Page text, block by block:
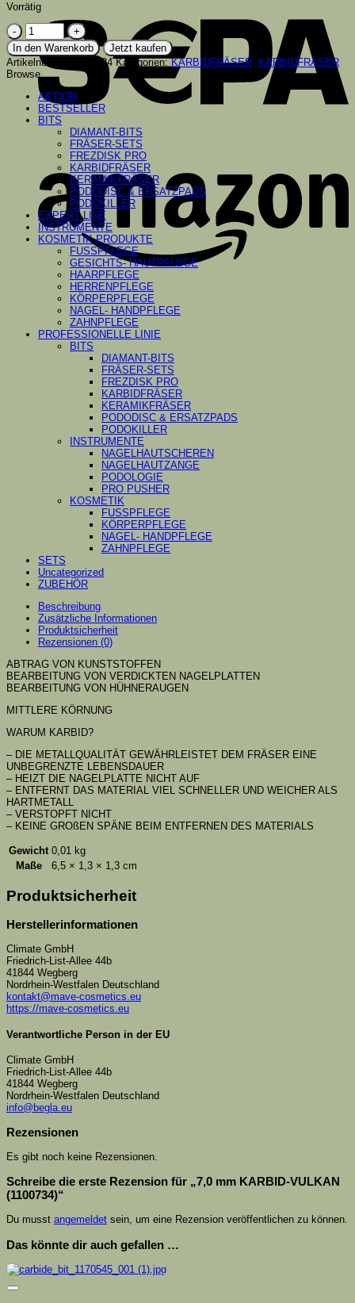
Vorrätig
7,0
mm
KARBID-
VULKAN
(1100734)
Menge
In den Warenkorb
Jetzt kaufen
Artikelnummer:
500734 Kategorien:KARBIDFRÄSER
KARBIDFRÄSER
Browse
AKTION
BESTSELLER
BITS
DIAMANT-BITS
FRÄSER-SETS
FREZDISK PRO
KARBIDFRÄSER
KERAMIKFRÄSER
PODODISC & ERSATZPADS
PODOKILLER
EXPERT LINE
INSTRUMENTE
KOSMETIK PRODUKTE
FUSSPFLEGE
GESICHTS- HAUTPFLEGE
HAARPFLEGE
HERRENPFLEGE
KÖRPERPFLEGE
NAGEL- HANDPFLEGE
ZAHNPFLEGE
PROFESSIONELLE LINIE
BITS
DIAMANT-BITS
FRÄSER-SETS
FREZDISK PRO
KARBIDFRÄSER
KERAMIKFRÄSER
PODODISC & ERSATZPADS
PODOKILLER
INSTRUMENTE
NAGELHAUTSCHEREN
NAGELHAUTZANGE
PODOLOGIE
PRO PUSHER
KOSMETIK
FUSSPFLEGE
KÖRPERPFLEGE
NAGEL- HANDPFLEGE
ZAHNPFLEGE
SETS
Uncategorized
ZUBEHÖR
Beschreibung
Zusätzliche Informationen
Produktsicherheit
Rezensionen (0)
ABTRAG VON KUNSTSTOFFEN
BEARBEITUNG VON VERDICKTEN NAGELPLATTEN
BEARBEITUNG VON HÜHNERAUGEN
MITTLERE KÖRNUNG
WARUM KARBID?
– DIE METALLQUALITÄT GEWÄHRLEISTET DEM FRÄSER EINE
UNBEGRENZTE LEBENSDAUER
– HEIZT DIE NAGELPLATTE NICHT AUF
– ENTFERNT DAS MATERIAL VIEL SCHNELLER UND WEICHER ALS
HARTMETALL
– VERSTOPFT NICHT
– KEINE GROßEN SPÄNE BEIM ENTFERNEN DES MATERIALS
Gewicht 0,01 kg
Maße
6,5 × 1,3 × 1,3 cm
Produktsicherheit
Herstellerinformationen
Climate GmbH
Friedrich-List-Allee 44b
41844 Wegberg
Nordrhein-Westfalen Deutschland
kontakt@mave-cosmetics.eu
https://mave-cosmetics.eu
Verantwortliche Person in der EU
Climate GmbH
Friedrich-List-Allee 44b
41844 Wegberg
Nordrhein-Westfalen Deutschland
info@begla.eu
Rezensionen
Es gibt noch keine Rezensionen.
Schreibe die erste Rezension für „7,0 mm KARBID-VULKAN
(1100734)“
Du musst angemeldet sein, um eine Rezension veröffentlichen zu können.
Das könnte dir auch gefallen …